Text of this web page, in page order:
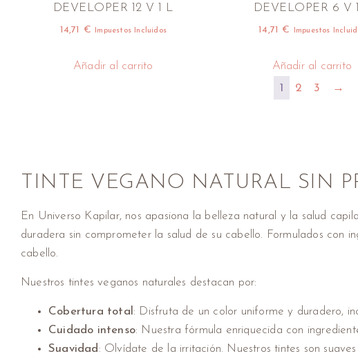
DEVELOPER 12 V 1 L
14,71 € Impuestos Incluidos
Añadir al carrito
DEVELOPER 6 V
14,71 € Impuestos
Añadir al carrito
1
2 3 →
TINTE VEGANO NATURAL SIN
En Universo Kapilar, nos apasiona la belleza natural y la salud
duradera sin comprometer la salud de su cabello. Formulados con
cabello.
Nuestros tintes veganos naturales destacan por:
Cobertura total: Disfruta de un color uniforme y duradero,
Cuidado intenso: Nuestra fórmula enriquecida con
Suavidad: Olvídate de la irritación. Nuestros tintes son